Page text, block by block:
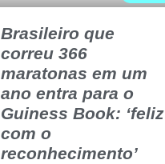
Brasileiro que
correu 366
maratonas em um
ano entra para o
Guiness Book: ‘feliz
com o
reconhecimento’